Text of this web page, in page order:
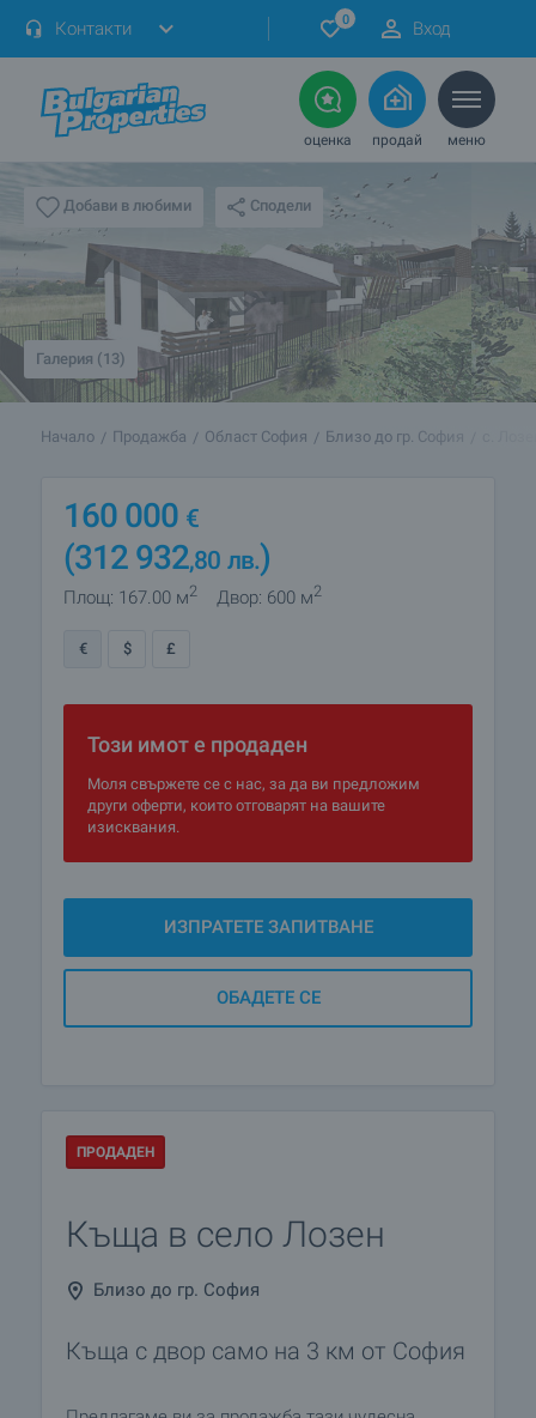
Контакти 0 Вход
оценка продай меню
Добави в любими Сподели
Галерия (13)
Начало Продажба Област София Близо до гр. София
160 000 €
(312 932,80 лв.)
Площ: 167.00 м2 Двор: 600 м2
€ $ £
Този имот е продаден
Моля свържете се с нас, за да ви предложим
други оферти, които отговарят на вашите
изисквания.
ИЗПРАТЕТЕ ЗАПИТВАНЕ
ОБАДЕТЕ СЕ
ПРОДАДЕН
Къща в село Лозен
Близо до гр. София
Къща с двор само на 3 км от София